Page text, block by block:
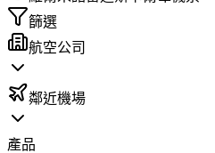
篩選
航空公司
鄰近機場
產品